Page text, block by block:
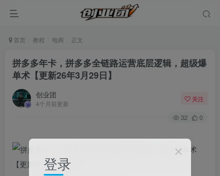
首页 教程 电商 正文
拼多多年卡，拼多多全链路运营底层逻辑，超级爆
单术【更新26年3月29日】
创业团
4个月前更新
关注
32 0
登录